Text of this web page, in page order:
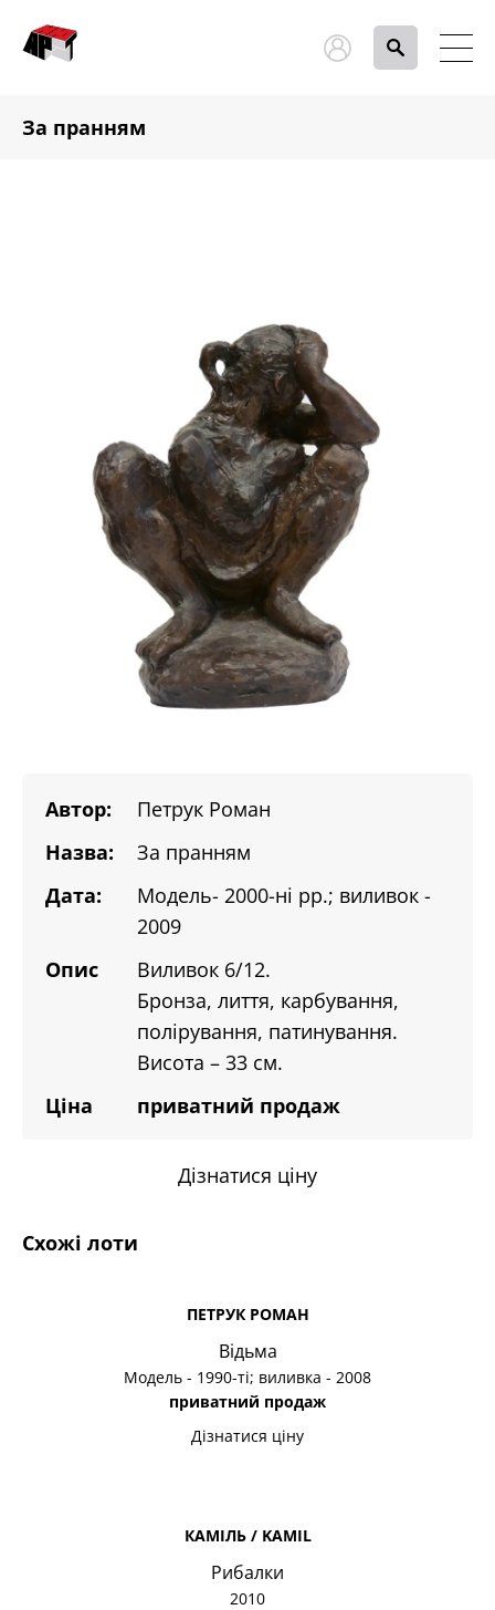
За пранням
Автор:
Петрук Роман
Назва:
За пранням
Дата:
Модель- 2000-ні рр.; виливок -
2009
Опис
Виливок 6/12.
Бронза, лиття, карбування,
полірування, патинування.
Висота – 33 см.
Ціна
приватний продаж
Дізнатися ціну
Схожі лоти
ПЕТРУК РОМАН
Відьма
Модель - 1990-ті; виливка - 2008
приватний продаж
Дізнатися ціну
КАМІЛЬ / KAMIL
Рибалки
2010